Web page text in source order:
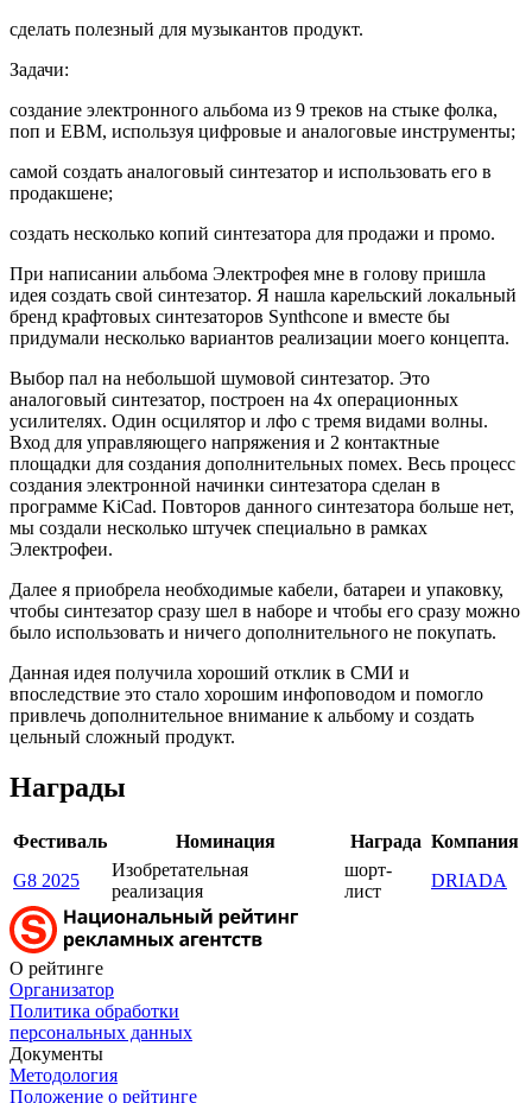
сделать полезный для музыкантов продукт.
Задачи:
создание электронного альбома из 9 треков на стыке фолка,
поп и EBM, используя цифровые и аналоговые инструменты;
самой создать аналоговый синтезатор и использовать его в
продакшене;
создать несколько копий синтезатора для продажи и промо.
При написании альбома Электрофея мне в голову пришла
идея создать свой синтезатор. Я нашла карельский локальный
бренд крафтовых синтезаторов Synthcone и вместе бы
придумали несколько вариантов реализации моего концепта.
Выбор пал на небольшой шумовой синтезатор. Это
аналоговый синтезатор, построен на 4х операционных
усилителях. Один осцилятор и лфо с тремя видами волны.
Вход для управляющего напряжения и 2 контактные
площадки для создания дополнительных помех. Весь процесс
создания электронной начинки синтезатора сделан в
программе KiCad. Повторов данного синтезатора больше нет,
мы создали несколько штучек специально в рамках
Электрофеи.
Далее я приобрела необходимые кабели, батареи и упаковку,
чтобы синтезатор сразу шел в наборе и чтобы его сразу можно
было использовать и ничего дополнительного не покупать.
Данная идея получила хороший отклик в СМИ и
впоследствие это стало хорошим инфоповодом и помогло
привлечь дополнительное внимание к альбому и создать
цельный сложный продукт.
Награды
Фестиваль Номинация Награда Компания
G8 2025
Изобретательная
реализация
шорт-
лист
DRIADA
О рейтинге
Организатор
Политика обработки
персональных данных
Документы
Методология
Положение о рейтинге